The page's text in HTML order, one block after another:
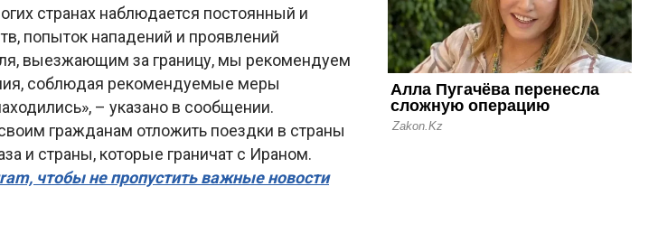
странах наблюдается постоянный и
попыток нападений и проявлений
выезжающим за границу, мы рекомендуем
соблюдая рекомендуемые меры
– указано в сообщении.
гражданам отложить поездки в страны
и страны, которые граничат с Ираном.
чтобы не пропустить важные новости